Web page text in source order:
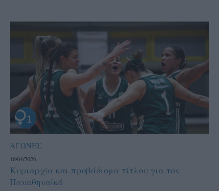
ΑΓΩΝΕΣ
16/04/2026
Κυριαρχία και προβάδισμα τίτλου για τον
Παναθηναϊκό